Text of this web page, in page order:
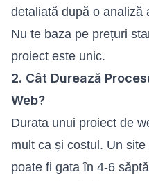
detaliată după o analiză
Nu te baza pe prețuri
proiect este unic.
2. Cât Durează
Web?
Durata unui proiect de
mult ca și costul. Un
poate fi gata în 4-6